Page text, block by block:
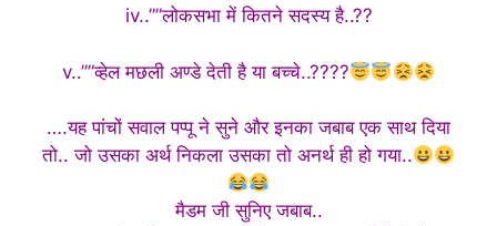
iv..””लोकसभा में कितने सदस्य है..??
v..””व्हेल मछली अण्डे देती है या बच्चे..????
….यह पांचों सवाल पप्पू ने सुने और इनका जबाब एक साथ दिया
तो.. जो उसका अर्थ निकला उसका तो अनर्थ ही हो गया..
मैडम जी सुनिए जबाब..